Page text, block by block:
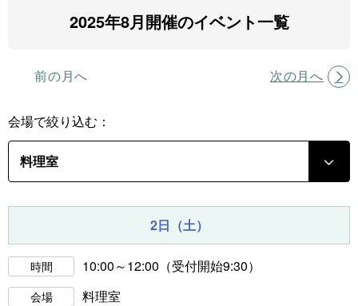
前の月へ
2025年8月開催のイベント一覧
次の月へ
会場で絞り込む：
2日（土）
時間 10:00～12:00（受付開始9:30）
会場 料理室